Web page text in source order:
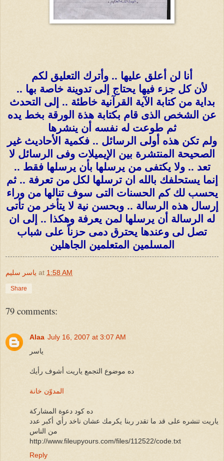
أنا لن أعلق عليها .. وأترك التعليق لكم
لأن كل جزء فيها يحتاج إلى تدوينة خاصة بها ..
بداية من كتابة الآية القرآنية خاطئة .. إلى التحدث
عن الشخص الذى قام بكتابة هذة الورقة بخط يده
ثم طوعت له نفسه أن ينشرها
ولم تكن هذه أولى الرسائل .. فكمية الأحاديث غير
الصحيحة المنتشرة بين الإيميلات وفى الرسائل لا
تعد .. ولا يكتفى من يرسلها بأن يرسلها فقط ..
إنما يستحلفك بالله ان ترسلها لكل من تعرفة .. ثم
يحسب لك كم الحسنات التى سوف تنالها من وراء
إرسال هذه الرسالة .. وبحسن نية لا يتأخر من تأتى
له الرسالة أن يرسلها لمن يعرفة وهكذا .. إلى ان
تصل لى وعندها يحترق دمى حزناً على شباب
المسلمين المتعلمين الجاهلين
ياسر سليم at 1:58 AM
Share
79 comments:
Alaa July 16, 2007 at 3:07 AM
ياسر
ده موضوع التجمع ياريت أشوف رأيك
المدوّن خانة
ده كود دعوة المشاركة
ياريت تنشره على قد ما تقدر ربنا يكرمك عشان ناخد رأي أكبر عدد
من الناس
http://www.fileupyours.com/files/112522/code.txt
Reply